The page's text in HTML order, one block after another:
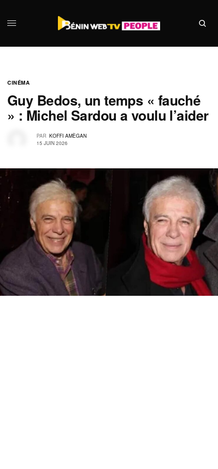
CINÉMA
Guy Bedos, un temps « fauché
» : Michel Sardou a voulu l’aider
PAR KOFFI AMÈGAN
15 JUIN 2026